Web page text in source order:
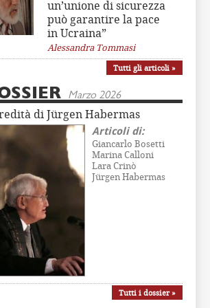
un’unione di sicurezza
può garantire la pace
in Ucraina”
Alessandra Tommasi
Tutti gli articoli »
Marzo 2026
di Jürgen Habermas
Articoli di:
Giancarlo Bosetti
Marina Calloni
Lara Crinò
Jürgen Habermas
Tutti i dossier »